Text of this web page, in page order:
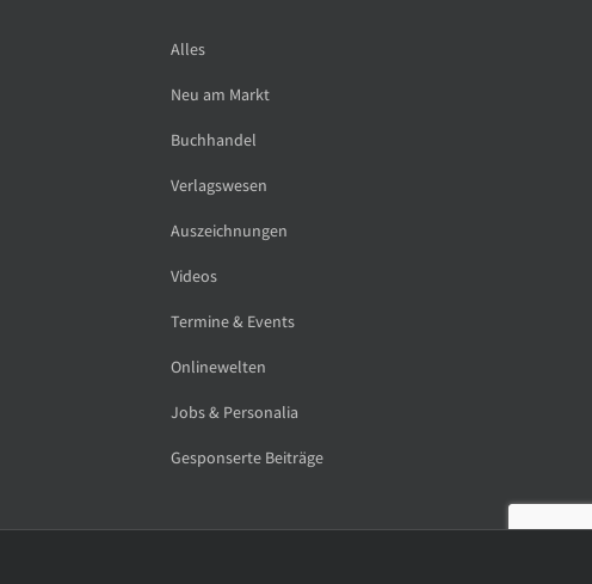
Alles
Neu am Markt
Buchhandel
Verlagswesen
Auszeichnungen
Videos
Termine & Events
Onlinewelten
Jobs & Personalia
Gesponserte Beiträge